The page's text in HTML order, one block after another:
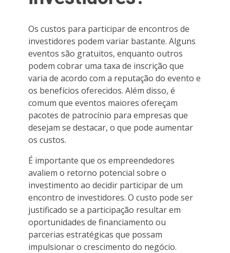
Os custos para participar de encontros de
investidores podem variar bastante. Alguns
eventos são gratuitos, enquanto outros
podem cobrar uma taxa de inscrição que
varia de acordo com a reputação do evento e
os benefícios oferecidos. Além disso, é
comum que eventos maiores ofereçam
pacotes de patrocínio para empresas que
desejam se destacar, o que pode aumentar
os custos.
É importante que os empreendedores
avaliem o retorno potencial sobre o
investimento ao decidir participar de um
encontro de investidores. O custo pode ser
justificado se a participação resultar em
oportunidades de financiamento ou
parcerias estratégicas que possam
impulsionar o crescimento do negócio.